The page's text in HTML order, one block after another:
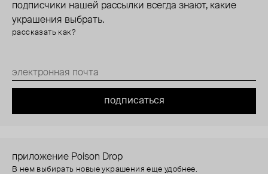
подписчики нашей рассылки всегда знают, какие
украшения выбрать.
рассказать как?
подписаться
приложение Poison Drop
В нем выбирать новые украшения еще удобнее.